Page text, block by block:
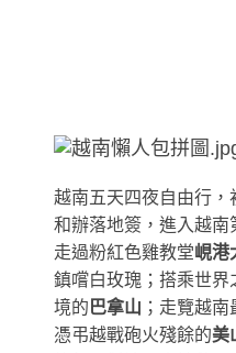
越南五天四夜自由行，
和辦落地簽，進入越南
走過粉紅色雞教堂峴港
鎮嚐白玫瑰；搭乘世界
境的 巴拿山 ；走覽越
憑弔越戰砲火殘餘的美